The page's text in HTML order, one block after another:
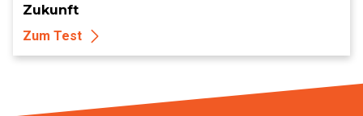
Zukunft
Zum Test